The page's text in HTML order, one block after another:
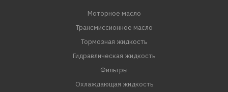
- Ester-технология и гидросинтетическая основа с
расширенным диапазоном вязкостно-температурных
свойств обеспечивает эффективную эксплуатацию
двигателя на всех режимах работы: при холодном
Моторное масло
Трансмиссионное масло
Тормозная жидкость
Гидравлическая жидкость
Фильтры
Охлаждающая жидкость